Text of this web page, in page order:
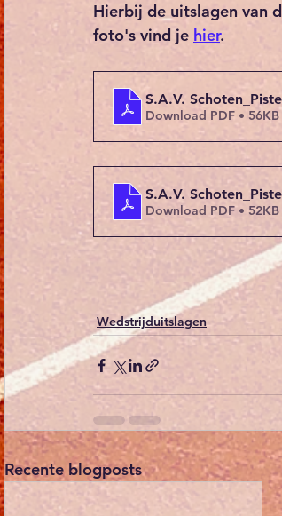
Hierbij de uitslagen van
foto's vind je hier.
S.A.V.
Download PDF • 56KB
S.A.V.
Download PDF • 52KB
Wedstrijduitslagen
Recente blogposts